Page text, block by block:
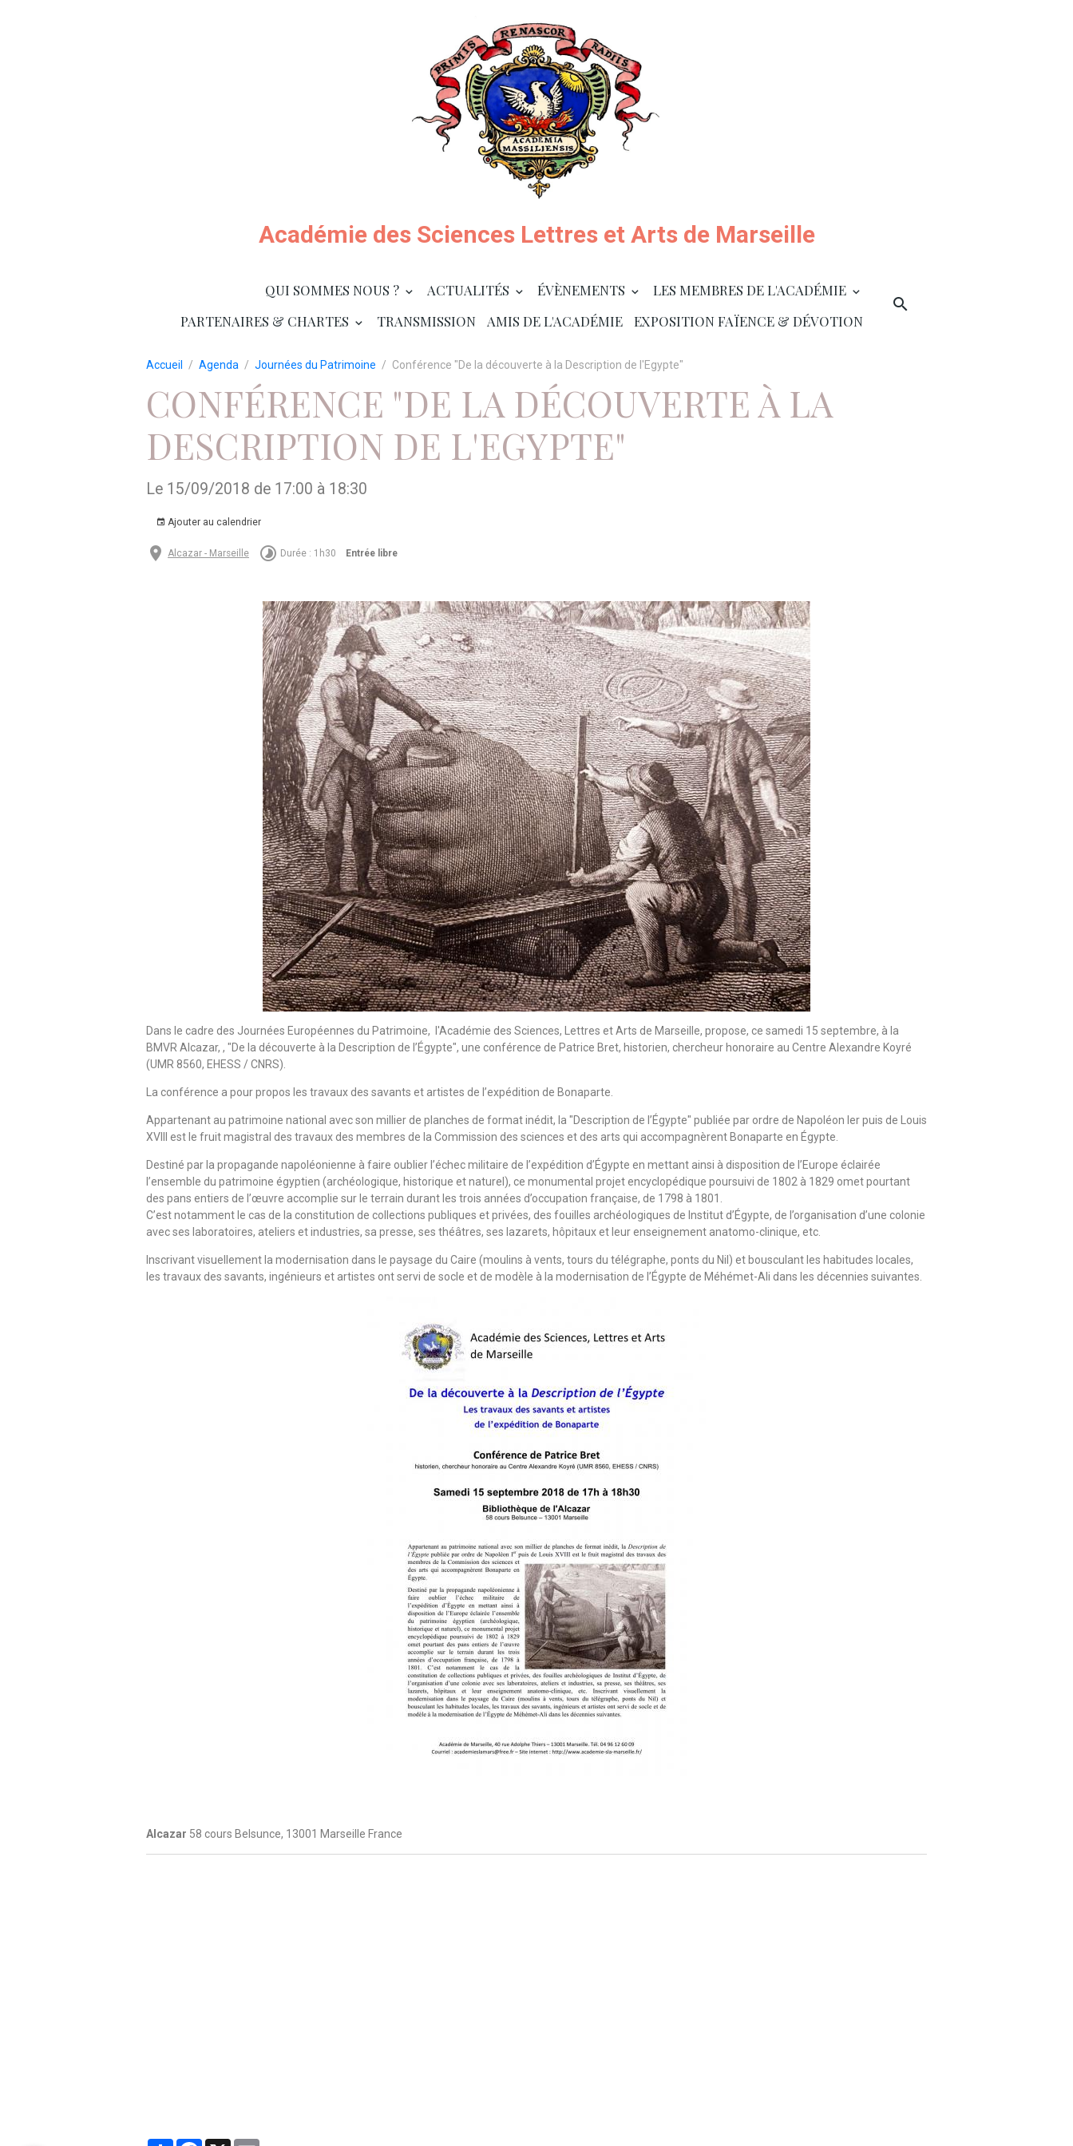
Académie des Sciences Lettres et Arts de Marseille
QUI SOMMES NOUS ? ACTUALITÉS ÉVÈNEMENTS
LES MEMBRES DE L'ACADÉMIE
PARTENAIRES & CHARTES
TRANSMISSION AMIS DE L'ACADÉMIE EXPOSITION FAÏENCE & DÉVOTION
Accueil Agenda Journées du Patrimoine Conférence "De la découverte à la Description de l'Egypte"
CONFÉRENCE "DE LA DÉCOUVERTE À LA
DESCRIPTION DE L'EGYPTE"
Le 15/09/2018 de 17:00 à 18:30
Ajouter au calendrier
Alcazar - Marseille Durée : 1h30 Entrée libre
Dans le cadre des Journées Européennes du Patrimoine, l'Académie des Sciences, Lettres et Arts de Marseille, propose, ce samedi 15 septembre, à la
BMVR Alcazar, , "De la découverte à la Description de l’Égypte", une conférence de Patrice Bret, historien, chercheur honoraire au Centre Alexandre Koyré
(UMR 8560, EHESS / CNRS).
La conférence a pour propos les travaux des savants et artistes de l’expédition de Bonaparte.
Appartenant au patrimoine national avec son millier de planches de format inédit, la "Description de l’Égypte" publiée par ordre de Napoléon Ier puis de Louis
XVIII est le fruit magistral des travaux des membres de la Commission des sciences et des arts qui accompagnèrent Bonaparte en Égypte.
Destiné par la propagande napoléonienne à faire oublier l’échec militaire de l’expédition d’Égypte en mettant ainsi à disposition de l’Europe éclairée
l’ensemble du patrimoine égyptien (archéologique, historique et naturel), ce monumental projet encyclopédique poursuivi de 1802 à 1829 omet pourtant
des pans entiers de l’œuvre accomplie sur le terrain durant les trois années d’occupation française, de 1798 à 1801.
C’est notamment le cas de la constitution de collections publiques et privées, des fouilles archéologiques de Institut d’Égypte, de l’organisation d’une colonie
avec ses laboratoires, ateliers et industries, sa presse, ses théâtres, ses lazarets, hôpitaux et leur enseignement anatomo-clinique, etc.
Inscrivant visuellement la modernisation dans le paysage du Caire (moulins à vents, tours du télégraphe, ponts du Nil) et bousculant les habitudes locales,
les travaux des savants, ingénieurs et artistes ont servi de socle et de modèle à la modernisation de l’Égypte de Méhémet-Ali dans les décennies suivantes.
Alcazar 58 cours Belsunce, 13001 Marseille France